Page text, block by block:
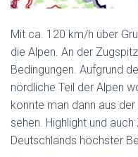
Mit ca. 120 km/h über
die Alpen. An der
Bedingungen. Aufgrund
nördliche Teil der Alpen
konnte man dann aus
sehen. Highlight und
Deutschlands höchster